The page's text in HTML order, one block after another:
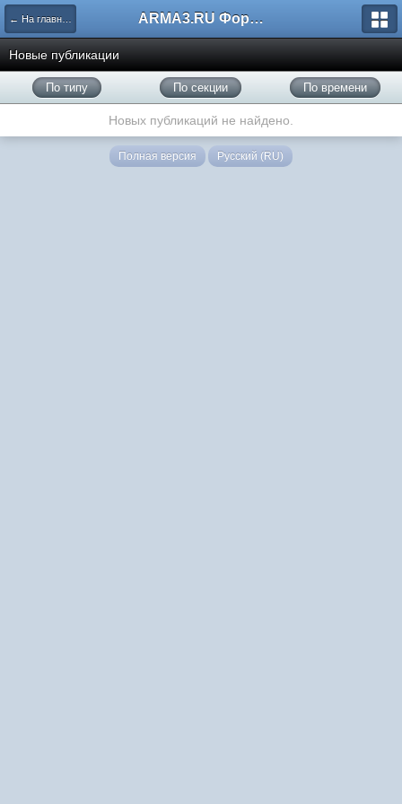
← На главную ARMA3.RU Форум
Новые публикации
По типу По секции По времени
Новых публикаций не найдено.
Полная версия Русский (RU)